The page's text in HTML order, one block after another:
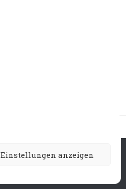
Einstellungen anzeigen